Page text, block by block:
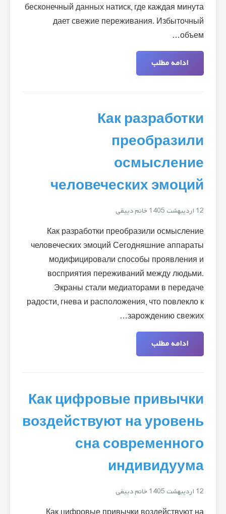
бесконечный данных натиск, где каждая минута
дает свежие переживания. Избыточный
объем…
ادامه مطلب
Как разработки
преобразили
осмысление
человеческих эмоций
12 اردیبهشت 1405 خانم دبیقی
Как разработки преобразили осмысление
человеческих эмоций Сегодняшние аппараты
модифицировали способы проявления и
восприятия переживаний между людьми.
Экраны стали медиаторами в передаче
радости, гнева и расположения, что повлекло к
зарождению свежих…
ادامه مطلب
Как цифровые привычки
воздействуют на уровень
сна современного
индивидуума
12 اردیبهشت 1405 خانم دبیقی